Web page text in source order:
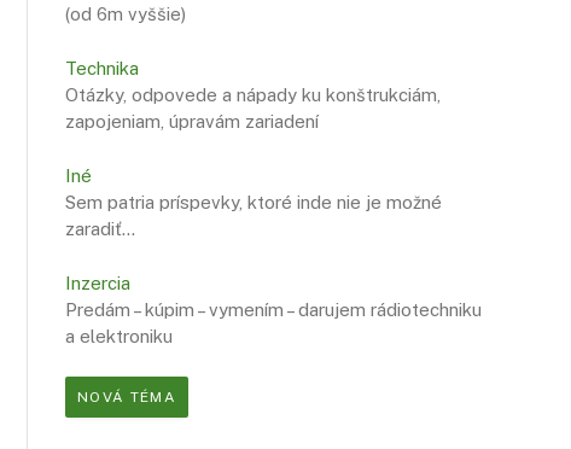
(od 6m vyššie)
Technika
Otázky, odpovede a nápady ku konštrukciám,
zapojeniam, úpravám zariadení
Iné
Sem patria príspevky, ktoré inde nie je možné
zaradiť…
Inzercia
Predám – kúpim – vymením – darujem rádiotechniku
a elektroniku
NOVÁ TÉMA